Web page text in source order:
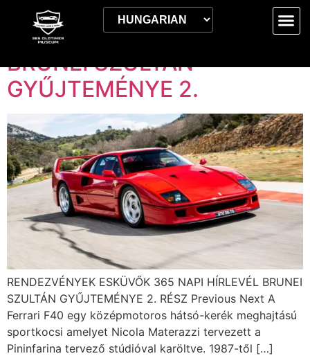
Címke: 2024.02.16.
BRUNEI SZULTÁN
GYŰJTEMÉNYE 2.
RENDEZVÉNYEK ESKÜVŐK 365 NAPI HÍRLEVÉL BRUNEI
SZULTÁN GYŰJTEMÉNYE 2. RÉSZ Previous Next A
Ferrari F40 egy középmotoros hátsó-kerék meghajtású
sportkocsi amelyet Nicola Materazzi tervezett a
Pininfarina tervező stúdióval karöltve. 1987-től […]